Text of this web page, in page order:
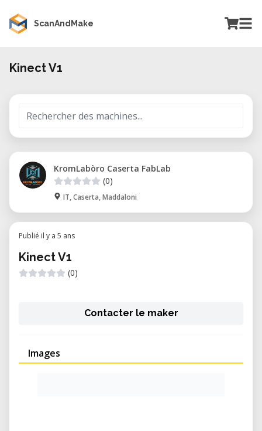
ScanAndMake
Kinect V1
KromLabòro Caserta FabLab
(0)
IT, Caserta, Maddaloni
Publié il y a 5 ans
Kinect V1
(0)
Contacter le maker
Images